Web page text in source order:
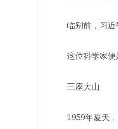
临别前，习近
这位科学家便
三座大山
1959年夏天，